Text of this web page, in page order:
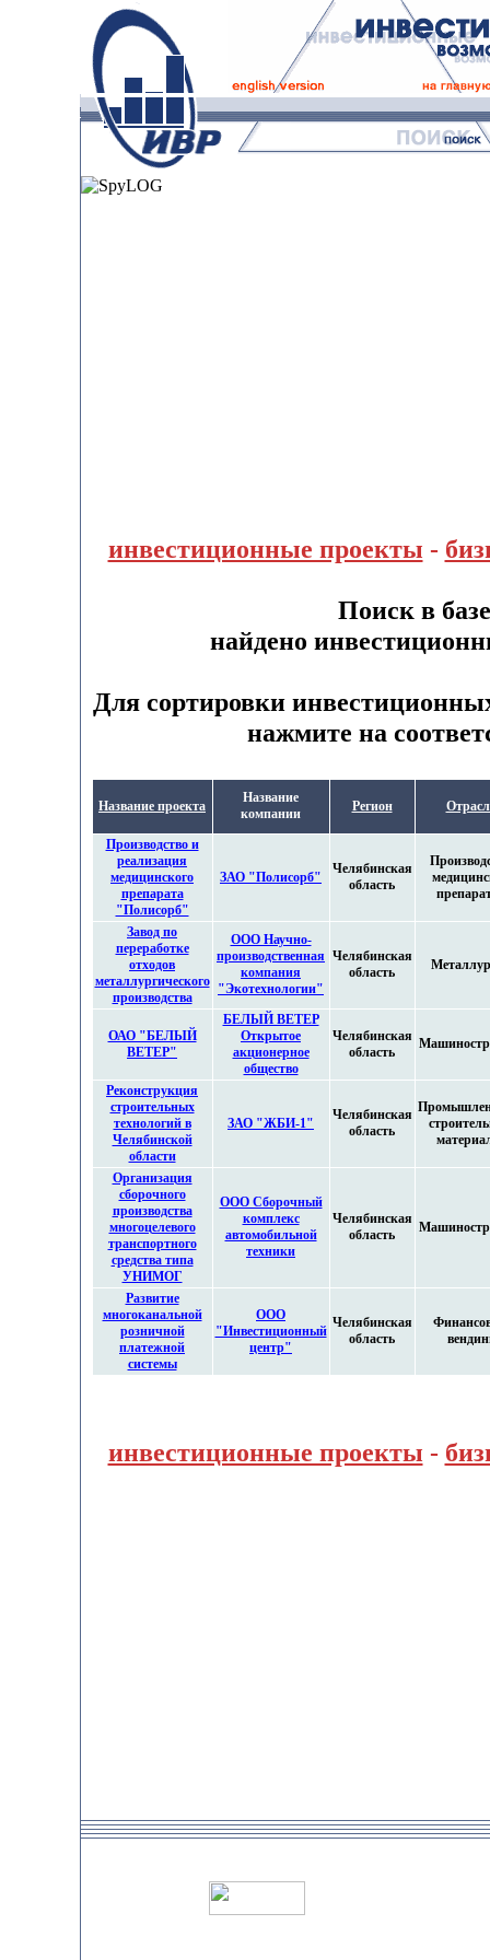
инвестиционные проекты -
Поиск в
найдено
Для сортировки
нажмите на
Название проекта
Название
компании
Регион
Производство и
реализация
медицинского
препарата
"Полисорб"
ЗАО "Полисорб"
Челябинская
область
Завод по
переработке
отходов
металлургического
производства
ООО Научно-
производственная
компания
"Экотехнологии"
Челябинская
область
ОАО "БЕЛЫЙ
ВЕТЕР"
БЕЛЫЙ ВЕТЕР
Открытое
акционерное
общество
Челябинская
область
Реконструкция
строительных
технологий в
Челябинской
области
ЗАО "ЖБИ-1"
Челябинская
область
Организация
сборочного
производства
многоцелевого
транспортного
средства типа
УНИМОГ
ООО Сборочный
комплекс
автомобильной
техники
Челябинская
область
Развитие
многоканальной
розничной
платежной
системы
ООО
"Инвестиционный
центр"
Челябинская
область
инвестиционные проекты -